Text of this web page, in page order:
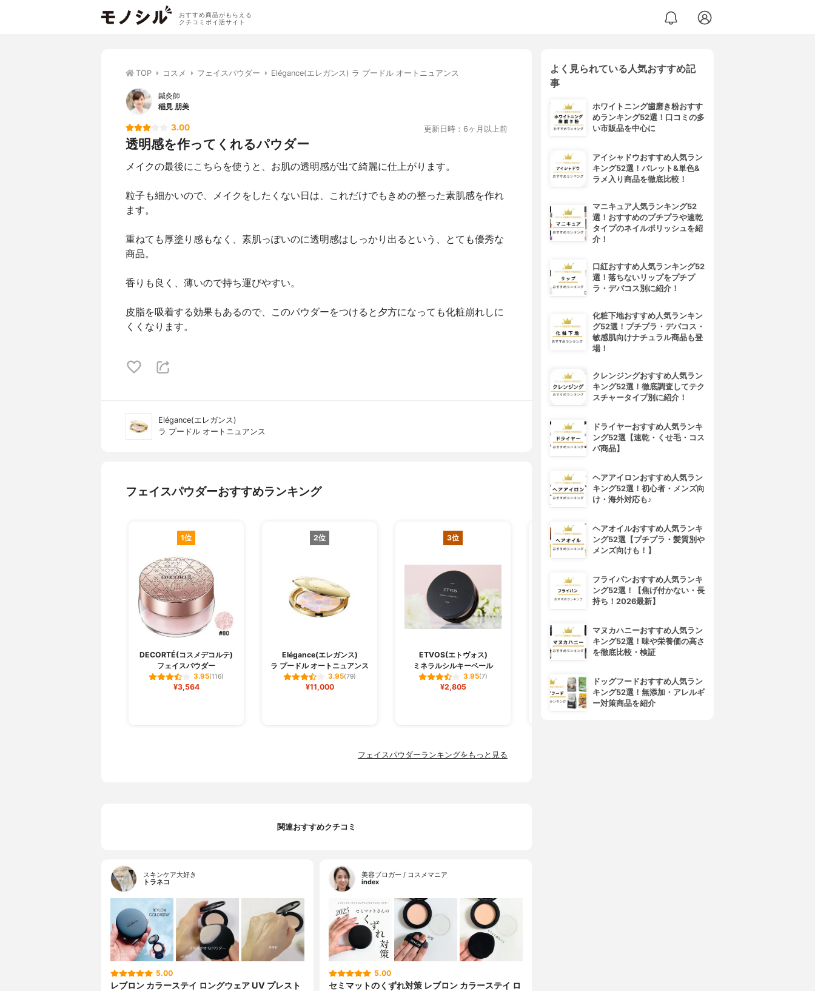
おすすめ商品がもらえる
クチコミポイ活サイト
TOP コスメ フェイスパウダー Elégance(エレガンス) ラ プードル オートニュアンス
鍼灸師
稲見 朋美
3.00 更新日時：6ヶ月以上前
透明感を作ってくれるパウダー
メイクの最後にこちらを使うと、お肌の透明感が出て綺麗に仕上がります。
粒子も細かいので、メイクをしたくない日は、これだけでもきめの整った素肌感を作れ
ます。
重ねても厚塗り感もなく、素肌っぽいのに透明感はしっかり出るという、とても優秀な
商品。
香りも良く、薄いので持ち運びやすい。
皮脂を吸着する効果もあるので、このパウダーをつけると夕方になっても化粧崩れしに
くくなります。
Elégance(エレガンス)
ラ プードル オートニュアンス
フェイスパウダーおすすめランキング
1位
DECORTÉ(コスメデコルテ)
フェイスパウダー
3.95(116)
¥3,564
2位
Elégance(エレガンス)
ラ プードル オートニュアンス
3.95(79)
¥11,000
3位
ETVOS(エトヴォス)
ミネラルシルキーベール
3.95(7)
¥2,805
4位
ONLY MINERALS(オンリーミ
マーブルフェイスパウダー シ
マー
3.95 (7)
¥4,950
ィングパウダー プレスト N
フェイスパウダーランキングをもっと見る
関連おすすめクチコミ
スキンケア大好き
トラネコ
5.00
レブロン カラーステイ ロングウェア UV プレスト
美容ブロガー / コスメマニア
index
5.00
セミマットのくずれ対策 レブロン カラーステイ ロ
よく見られている人気おすすめ記
事
ホワイトニング歯磨き粉おすす
めランキング52選！口コミの多
い市販品を中心に
アイシャドウおすすめ人気ラン
キング52選！パレット&単色&
ラメ入り商品を徹底比較！
マニキュア人気ランキング52
選！おすすめのプチプラや速乾
タイプのネイルポリッシュを紹
介！
口紅おすすめ人気ランキング52
選！落ちないリップをプチプ
ラ・デパコス別に紹介！
化粧下地おすすめ人気ランキン
グ52選！プチプラ・デパコス・
敏感肌向けナチュラル商品も登
場！
クレンジングおすすめ人気ラン
キング52選！徹底調査してテク
スチャータイプ別に紹介！
ドライヤーおすすめ人気ランキ
ング52選【速乾・くせ毛・コス
パ商品】
ヘアアイロンおすすめ人気ラン
キング52選！初心者・メンズ向
け・海外対応も♪
ヘアオイルおすすめ人気ランキ
ング52選【プチプラ・髪質別や
メンズ向けも！】
フライパンおすすめ人気ランキ
ング52選！【焦げ付かない・長
持ち！2026最新】
マヌカハニーおすすめ人気ラン
キング52選！味や栄養価の高さ
を徹底比較・検証
ドッグフードおすすめ人気ラン
キング52選！無添加・アレルギ
ー対策商品を紹介